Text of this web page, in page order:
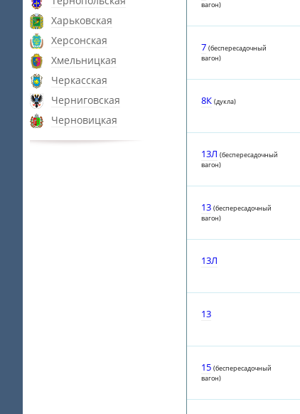
Харьковская
Херсонская
Хмельницкая
Черкасская
Черниговская
Черновицкая
вагон)
7 (беспересадочный
вагон)
8К (дуклa)
13Л (беспересадочный
вагон)
13 (беспересадочный
вагон)
13Л
13
15 (беспересадочный
вагон)